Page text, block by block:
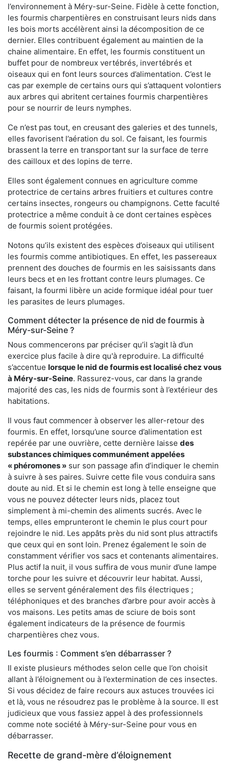
l’environnement à Méry-sur-Seine. Fidèle à cette fonction,
les fourmis charpentières en construisant leurs nids dans
les bois morts accélèrent ainsi la décomposition de ce
dernier. Elles contribuent également au maintien de la
chaine alimentaire. En effet, les fourmis constituent un
buffet pour de nombreux vertébrés, invertébrés et
oiseaux qui en font leurs sources d’alimentation. C’est le
cas par exemple de certains ours qui s’attaquent volontiers
aux arbres qui abritent certaines fourmis charpentières
pour se nourrir de leurs nymphes.
Ce n’est pas tout, en creusant des galeries et des tunnels,
elles favorisent l’aération du sol. Ce faisant, les fourmis
brassent la terre en transportant sur la surface de terre
des cailloux et des lopins de terre.
Elles sont également connues en agriculture comme
protectrice de certains arbres fruitiers et cultures contre
certains insectes, rongeurs ou champignons. Cette faculté
protectrice a même conduit à ce dont certaines espèces
de fourmis soient protégées.
Notons qu’ils existent des espèces d’oiseaux qui utilisent
les fourmis comme antibiotiques. En effet, les passereaux
prennent des douches de fourmis en les saisissants dans
leurs becs et en les frottant contre leurs plumages. Ce
faisant, la fourmi libère un acide formique idéal pour tuer
les parasites de leurs plumages.
Comment détecter la présence de nid de fourmis à
Méry-sur-Seine ?
Nous commencerons par préciser qu’il s’agit là d’un
exercice plus facile à dire qu'à reproduire. La difficulté
s’accentue lorsque le nid de fourmis est localisé chez vous
à Méry-sur-Seine. Rassurez-vous, car dans la grande
majorité des cas, les nids de fourmis sont à l’extérieur des
habitations.
Il vous faut commencer à observer les aller-retour des
fourmis. En effet, lorsqu’une source d’alimentation est
repérée par une ouvrière, cette dernière laisse des
substances chimiques communément appelées
« phéromones » sur son passage afin d’indiquer le chemin
à suivre à ses paires. Suivre cette file vous conduira sans
doute au nid. Et si le chemin est long à telle enseigne que
vous ne pouvez détecter leurs nids, placez tout
simplement à mi-chemin des aliments sucrés. Avec le
temps, elles emprunteront le chemin le plus court pour
rejoindre le nid. Les appâts près du nid sont plus attractifs
que ceux qui en sont loin. Prenez également le soin de
constamment vérifier vos sacs et contenants alimentaires.
Plus actif la nuit, il vous suffira de vous munir d’une lampe
torche pour les suivre et découvrir leur habitat. Aussi,
elles se servent généralement des fils électriques ;
téléphoniques et des branches d’arbre pour avoir accès à
vos maisons. Les petits amas de sciure de bois sont
également indicateurs de la présence de fourmis
charpentières chez vous.
Les fourmis : Comment s’en débarrasser ?
Il existe plusieurs méthodes selon celle que l’on choisit
allant à l’éloignement ou à l’extermination de ces insectes.
Si vous décidez de faire recours aux astuces trouvées ici
et là, vous ne résoudrez pas le problème à la source. Il est
judicieux que vous fassiez appel à des professionnels
comme note société à Méry-sur-Seine pour vous en
débarrasser.
Recette de grand-mère d’éloignement